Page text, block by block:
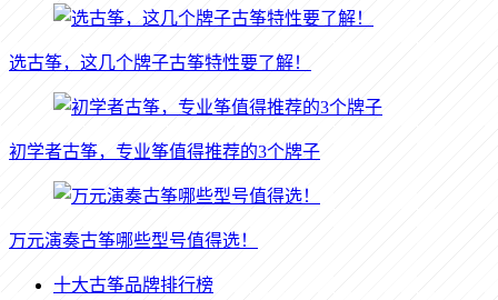
选古筝，这几个牌子古筝特性要了解！
初学者古筝，专业筝值得推荐的3个牌子
万元演奏古筝哪些型号值得选！
十大古筝品牌排行榜